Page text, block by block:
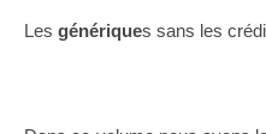
Les génériques sans les